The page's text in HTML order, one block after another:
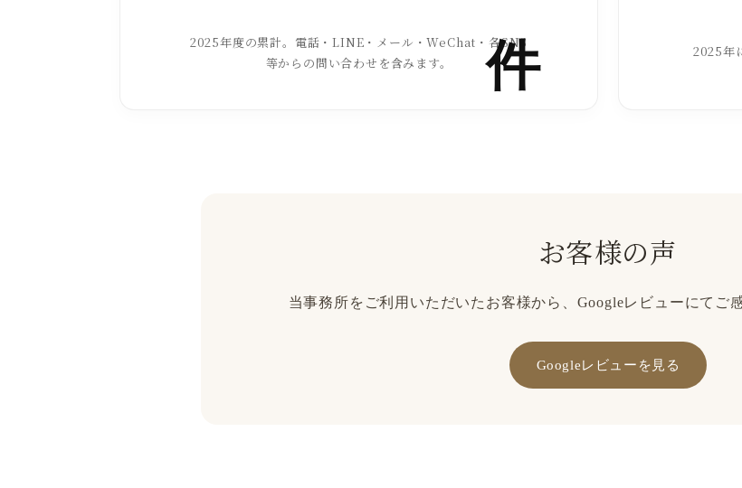
件
2025年度の累計。電話・LINE・メール・WeChat・各SNS
等からの問い合わせを含みます。
2025年
お客様の声
当事務所をご利用いただいたお客様から、Googleレビューにてご
Googleレビューを見る